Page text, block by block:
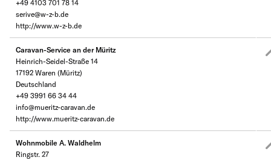
+49 4103 701 78 14
serive@w-z-b.de
http://www.w-z-b.de
Caravan-Service an der Müritz
Heinrich-Seidel-Straße 14
17192 Waren (Müritz)
Deutschland
+49 3991 66 34 44
info@mueritz-caravan.de
http://www.mueritz-caravan.de
Wohnmobile A. Waldhelm
Ringstr. 27